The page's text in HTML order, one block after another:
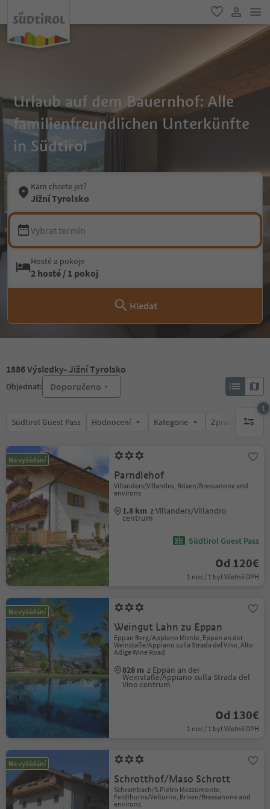
oblíbené
Urlaub auf dem Bauernhof: Alle
familienfreundlichen Unterkünfte
in Südtirol
Kam chcete jet?
Jižní Tyrolsko
Vybrat termín
Hosté a pokoje
2 hosté / 1 pokoj
Hledat
1886Výsledky- Jižní Tyrolsko
Objednat: Doporučeno
Südtirol Guest Pass Hodnocení Kategorie Zpracovává
1
1
Na vyžádání
Parndlehof
Villanders/Villandro, Brixen/Bressanone and
environs
1.8 km z Villanders/Villandro
centrum
Südtirol Guest Pass
Od 120€
1 noc / 1 byt Včetně DPH
Na vyžádání
Weingut Lahn zu Eppan
Eppan Berg/Appiano Monte, Eppan an der
Weinstaße/Appiano sulla Strada del Vino, Alto
Adige Wine Road
828 m z Eppan an der
Weinstaße/Appiano sulla Strada del
Vino centrum
Od 130€
1 noc / 1 byt Včetně DPH
Na vyžádání
Schrotthof/Maso Schrott
Schrambach/S.Pietro Mezzomonte,
Feldthurns/Velturno, Brixen/Bressanone and
environs